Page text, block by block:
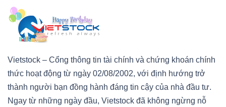
Vietstock – Cổng thông tin tài chính và chứng khoán chính
thức hoạt động từ ngày 02/08/2002, với định hướng trở
thành người bạn đồng hành đáng tin cậy của nhà đầu tư.
Ngay từ những ngày đầu, Vietstock đã không ngừng nỗ